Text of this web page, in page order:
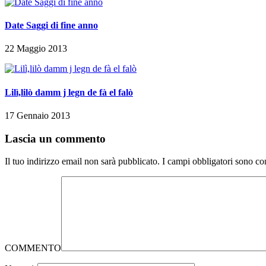
Date Saggi di fine anno
22 Maggio 2013
Lilì,lilò damm j legn de fà el falò
17 Gennaio 2013
Lascia un commento
Il tuo indirizzo email non sarà pubblicato. I campi obbligatori sono
COMMENTO